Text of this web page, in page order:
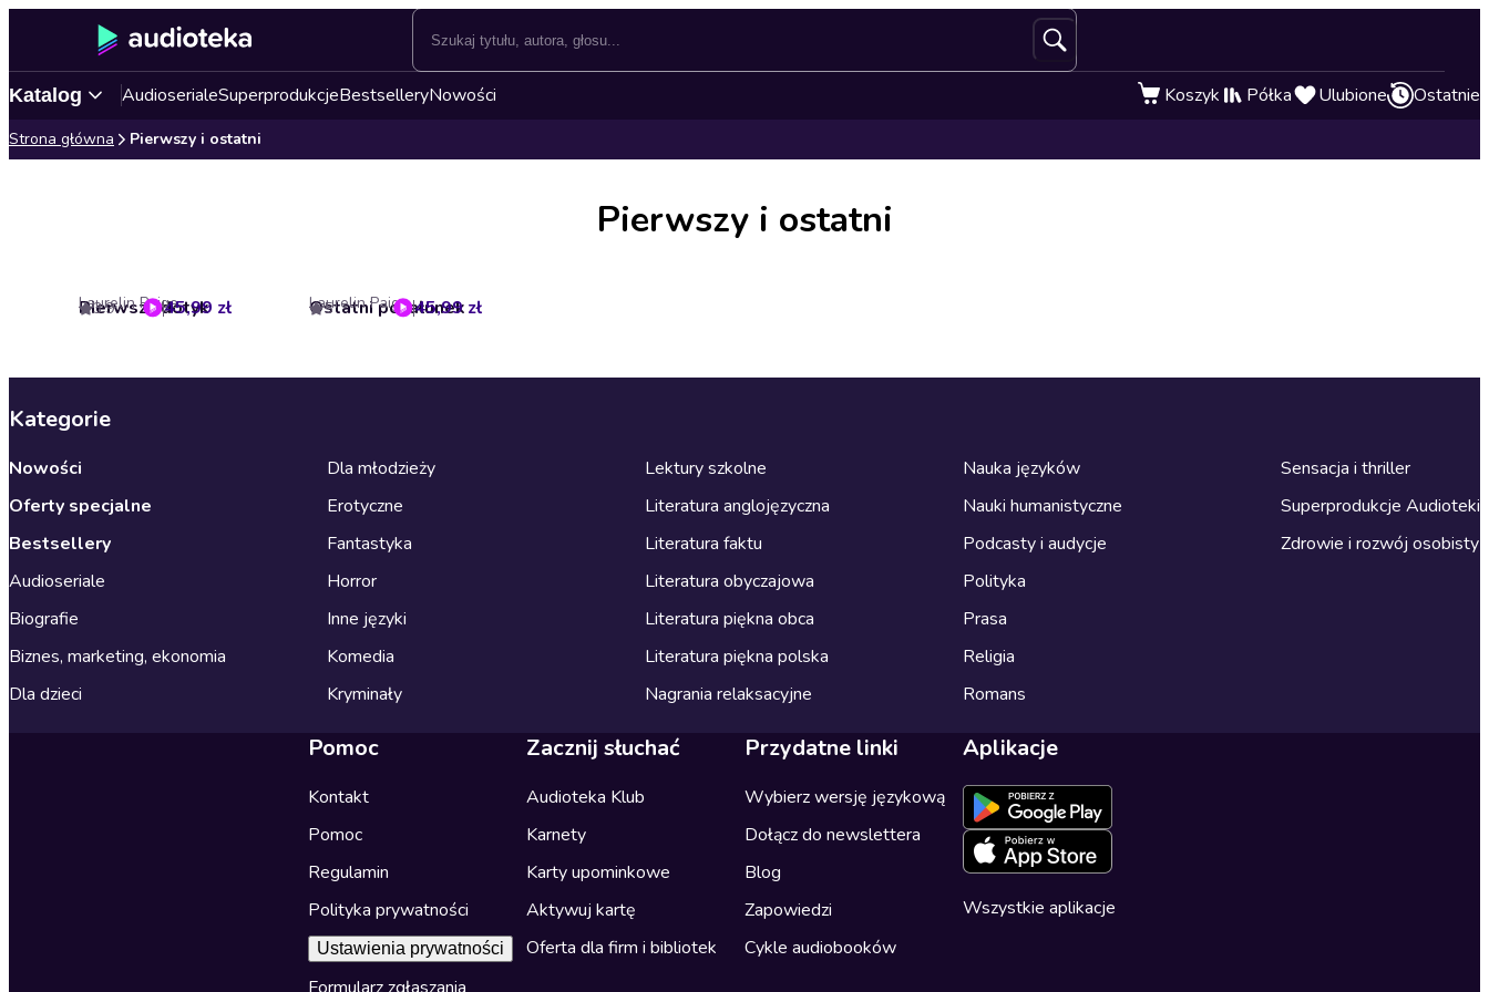
Katalog AudioserialeSuperprodukcjeBestselleryNowości Koszyk Półka Ulubione Ostatnie
Strona główna Pierwszy i ostatni
Pierwszy i ostatni
Pierwszy dotyk
Laurelin Paige
3.9 45,99 zł Ostatni pocałunek
Laurelin Paige
5 45,99 zł
Kategorie
Nowości
Oferty specjalne
Bestsellery
Audioseriale
Biografie
Biznes, marketing, ekonomia
Dla dzieci
Dla młodzieży
Erotyczne
Fantastyka
Horror
Inne języki
Komedia
Kryminały
Lektury szkolne
Literatura anglojęzyczna
Literatura faktu
Literatura obyczajowa
Literatura piękna obca
Literatura piękna polska
Nagrania relaksacyjne
Nauka języków
Nauki humanistyczne
Podcasty i audycje
Polityka
Prasa
Religia
Romans
Sensacja i thriller
Superprodukcje Audioteki
Zdrowie i rozwój osobisty
Pomoc
Kontakt
Pomoc
Regulamin
Polityka prywatności
Ustawienia prywatności
Zacznij słuchać
Audioteka Klub
Karnety
Karty upominkowe
Aktywuj kartę
Oferta dla firm i bibliotek
Przydatne linki
Wybierz wersję językową
Dołącz do newslettera
Blog
Zapowiedzi
Cykle audiobooków
Aplikacje
Wszystkie aplikacje